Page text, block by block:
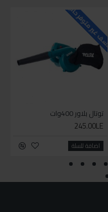
للاسف غير متوفر حاليا
توتال بلاور 400وات
245.00LE
اضافة للسلة